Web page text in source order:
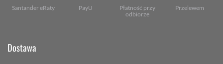
Santander eRaty PayU
Płatność przy
odbiorze
Przelewem
Dostawa